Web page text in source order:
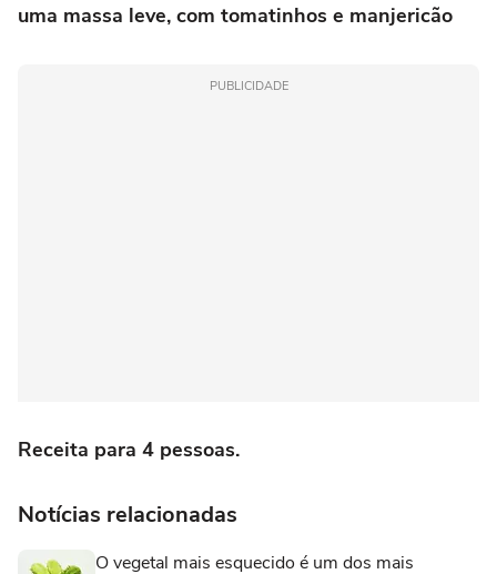
uma massa leve, com tomatinhos e manjericão
PUBLICIDADE
Receita para 4 pessoas.
Notícias relacionadas
O vegetal mais esquecido é um dos mais